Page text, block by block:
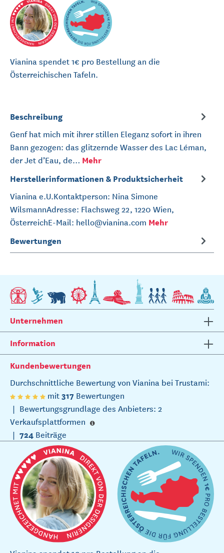
Vianina spendet 1€ pro Bestellung an die
Österreichischen Tafeln.
Beschreibung
Genf hat mich mit ihrer stillen Eleganz sofort in ihren
Bann gezogen: das glitzernde Wasser des Lac Léman,
der Jet d’Eau, de… Mehr
Herstellerinformationen & Produktsicherheit
Vianina e.U.Kontaktperson: Nina Simone
WilsmannAdresse: Flachsweg 22, 1220 Wien,
ÖsterreichE-Mail: hello@vianina.com Mehr
Bewertungen
Unternehmen
Information
Kundenbewertungen
Durchschnittliche Bewertung von Vianina bei Trustami:
mit317 Bewertungen
| Bewertungsgrundlage des Anbieters: 2
Verkaufsplattformen
| 724 Beiträge